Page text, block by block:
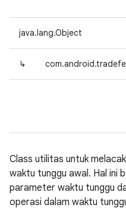
java.lang.Object
↳
Class utilitas untuk
waktu tunggu awal. Hal ini
parameter waktu tunggu
operasi dalam waktu